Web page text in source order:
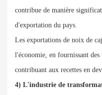
contribue de manière
d'exportation du pays.
Les exportations de noix de
l'économie, en fournissant
contribuant aux recettes en
4) L'industrie de